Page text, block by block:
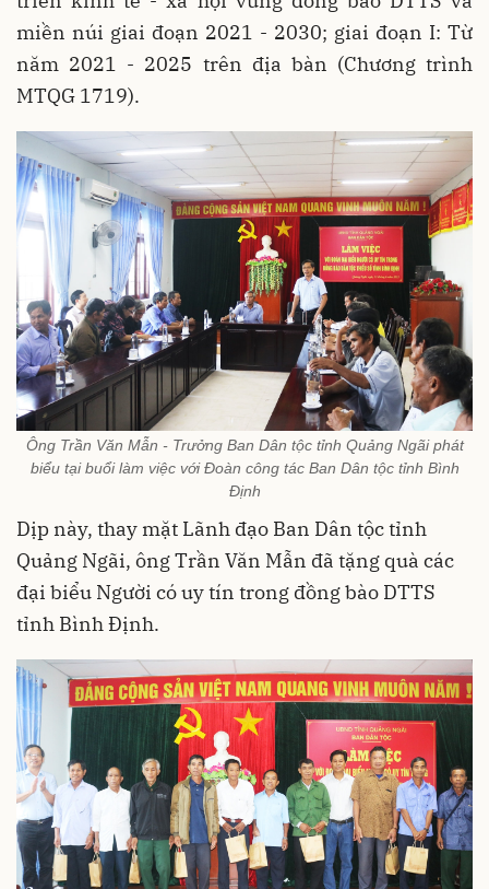
miền núi giai đoạn 2021 - 2030; giai đoạn I: Từ
năm 2021 - 2025 trên địa bàn (Chương trình
MTQG 1719).
Ông Trần Văn Mẫn - Trưởng Ban Dân tộc tỉnh Quảng Ngãi phát
biểu tại buổi làm việc với Đoàn công tác Ban Dân tộc tỉnh Bình
Định
Dịp này, thay mặt Lãnh đạo Ban Dân tộc tỉnh
Quảng Ngãi, ông Trần Văn Mẫn đã tặng quà các
đại biểu Người có uy tín trong đồng bào DTTS
tỉnh Bình Định.